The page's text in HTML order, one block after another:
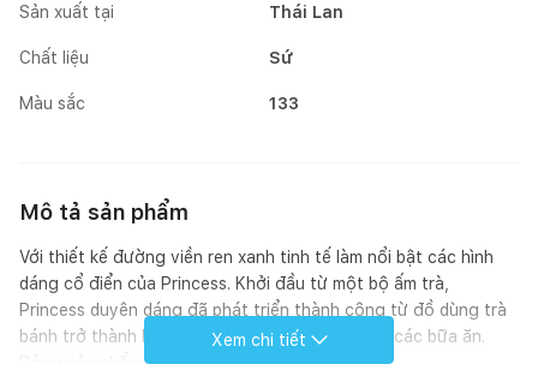
Sản xuất tại Thái Lan
Chất liệu Sứ
Màu sắc 133
Mô tả sản phẩm
Với thiết kế đường viền ren xanh tinh tế làm nổi bật các hình
dáng cổ điển của Princess. Khởi đầu từ một bộ ấm trà,
Princess duyên dáng đã phát triển thành công từ đồ dùng trà
bánh trở thành bộ dụng cụ hoàn hảo dùng cho các bữa ăn.
Dòng sản phẩm ra đời từ năm 1978.
Xem chi tiết